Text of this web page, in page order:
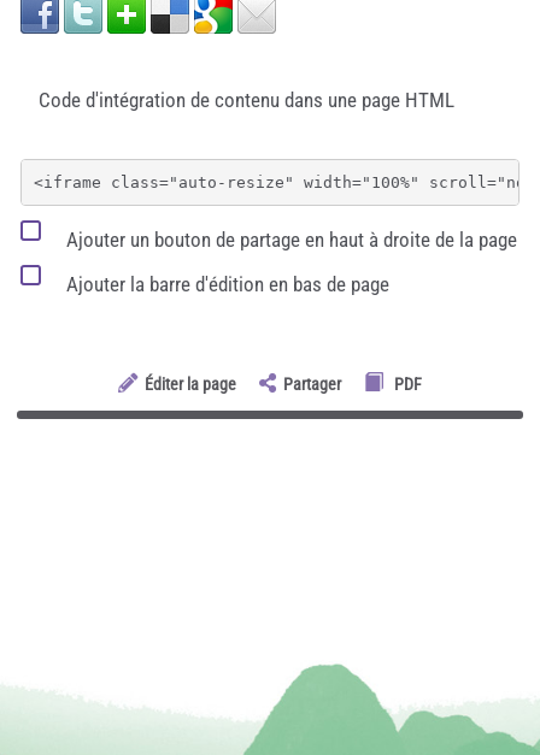
Code d'intégration de contenu dans une page HTML
Ajouter un bouton de partage en haut à droite de la page
Ajouter la barre d'édition en bas de page
Éditer la page Partager PDF